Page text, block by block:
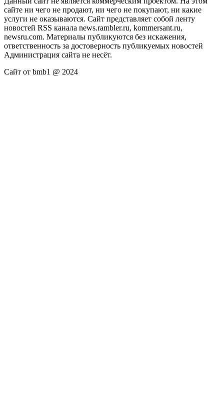
сайте ни чего не продают, ни чего не покупают, ни какие
услуги не оказываются. Сайт представляет собой ленту
новостей RSS канала news.rambler.ru, kommersant.ru,
newsru.com. Материалы публикуются без искажения,
ответственность за достоверность публикуемых новостей
Администрация сайта не несёт.
Сайт от bmb1 @ 2024